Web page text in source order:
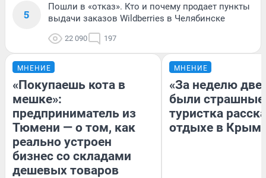
5
Пошли в «отказ». Кто и почему продает пункты
выдачи заказов Wildberries в Челябинске
22 090 197
МНЕНИЕ
«Покупаешь кота в
мешке»:
предприниматель из
Тюмени — о том, как
реально устроен
бизнес со складами
дешевых товаров
МНЕНИЕ
«За неделю две
были
туристка
отдыхе в